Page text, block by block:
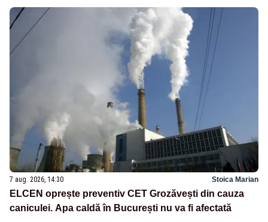
7 aug. 2026, 14:30 Stoica Marian
ELCEN oprește preventiv CET Grozăvești din cauza
caniculei. Apa caldă în București nu va fi afectată